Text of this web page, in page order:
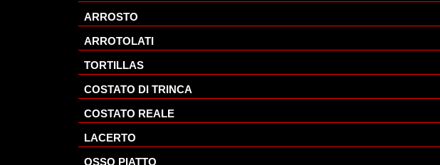
ARROSTO
ARROTOLATI
TORTILLAS
COSTATO DI TRINCA
COSTATO REALE
LACERTO
OSSO PIATTO